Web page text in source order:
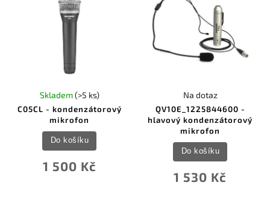
C05CL - kondenzátorový
mikrofon
Skladem(>5 ks)
1 500 Kč
Do košíku
QV10E_1225844600 -
hlavový kondenzátorový
mikrofon
Na dotaz
1 530 Kč
Do košíku